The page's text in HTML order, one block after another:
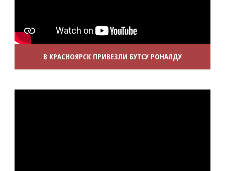
В КРАСНОЯРСК ПРИВЕЗЛИ БУТСУ РОНАЛДУ